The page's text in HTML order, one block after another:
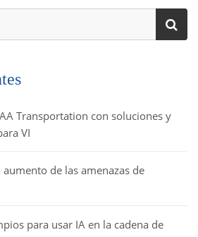
Transportation con soluciones y
VI
de las amenazas de
para usar IA en la cadena de